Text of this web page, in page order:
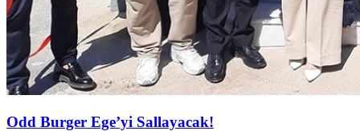
Odd Burger Ege’yi Sallayacak!